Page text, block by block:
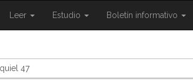
Leer
{{
Estudio
{{
Boletín informativo